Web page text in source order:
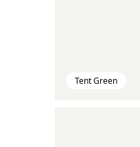
Tent Green